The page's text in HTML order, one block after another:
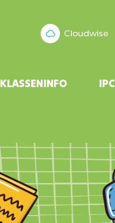
Cloudwise
KLASSENINFO IPC